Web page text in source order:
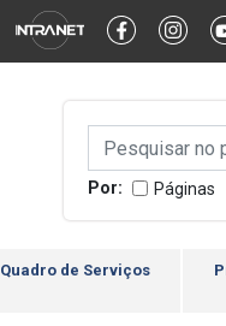
Alternar Alto Contraste
Campo
Campo de Busca de
Por: Páginas
Quadro de Serviços